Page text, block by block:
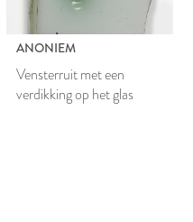
ANONIEM
Vensterruit met een
verdikking op het glas